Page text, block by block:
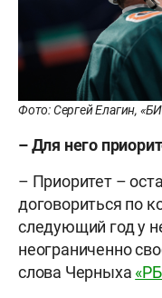
Фото: Сергей Елагин,
– Для него
– Приоритет –
договориться по
следующий год у
неограниченно
слова Черныха